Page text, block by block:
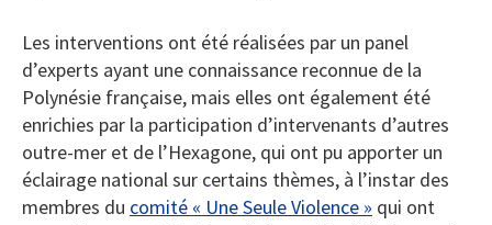
Les interventions ont été réalisées par un panel
d’experts ayant une connaissance reconnue de la
Polynésie française, mais elles ont également été
enrichies par la participation d’intervenants d’autres
outre-mer et de l’Hexagone, qui ont pu apporter un
éclairage national sur certains thèmes, à l’instar des
membres du comité « Une Seule Violence » qui ont